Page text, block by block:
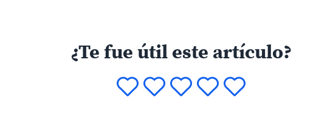
¿Te fue útil este artículo?